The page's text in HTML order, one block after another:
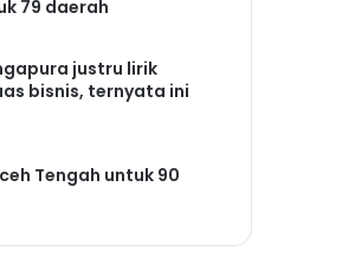
79 daerah
justru lirik
bisnis, ternyata ini
Tengah untuk 90